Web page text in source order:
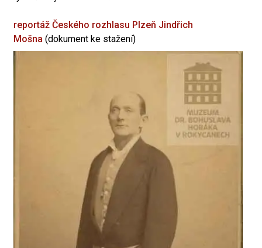
reportáž Českého rozhlasu Plzeň Jindřich
Mošna (dokument ke stažení)